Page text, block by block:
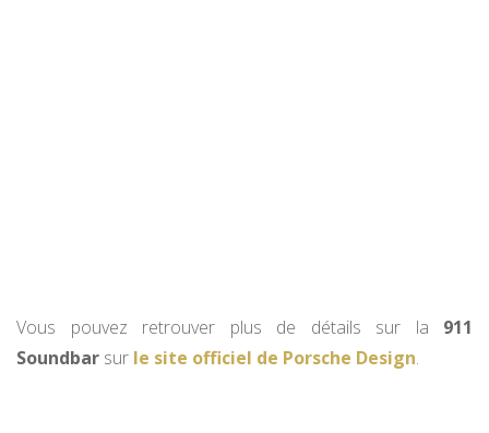
Vous pouvez retrouver plus de détails sur la 911
Soundbar sur le site officiel de Porsche Design.